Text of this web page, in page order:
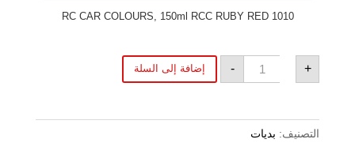
RC CAR COLOURS, 150ml RCC RUBY RED 1010
-
كمية
RC
CAR
RED
1010
+ إضافة إلى السلة
التصنيف: بديات